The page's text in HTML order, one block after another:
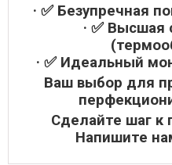
· ✅ Безупречная
· ✅ Высшая
· ✅ Идеальный
Ваш выбор для
Сделайте шаг к
Напишите